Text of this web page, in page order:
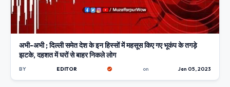
अभी-अभी ; दिल्ली समेत देश के इन हिस्सों में महसूस किए गए भूकंप के तगड़े
झटके, दहशत में घरों से बाहर निकले लोग
BY EDITOR on Jan 05, 2023